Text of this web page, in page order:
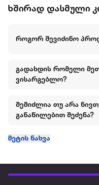
ხშირად დასმული
როგორ შევიძინო
გადახდის რომელი
ვისარგებლო?
შემიძლია თუ არა
განაწილებით შეძენა?
მეტის ნახვა